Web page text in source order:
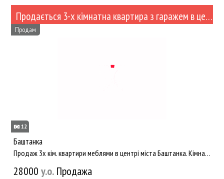
Продається 3-х кімнатна квартира з гаражем в центрі м.Баштанка (№521)
12
Продам
Баштанка
Продаж 3х кім. квартири меблями в центрі міста Баштанка. Кімнати знаходяться в задовільному стані, можливо за...
28000 y.о. Продажа